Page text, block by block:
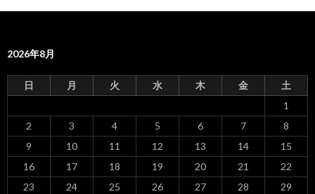
ゲ
シ
ョ
ン
2026年8月
日 月 火 水 木 金 土
1
2
3 4 5 6 7
8
9
10 11 12 13 14
15
16
17 18 19 20 21
22
23
24 25 26 27 28
29